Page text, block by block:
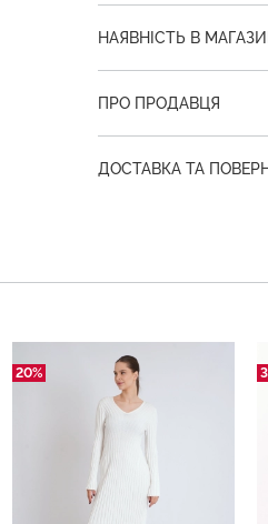
НАЯВНІСТЬ В
ПРО ПРОДАВЦЯ
ДОСТАВКА ТА
20%